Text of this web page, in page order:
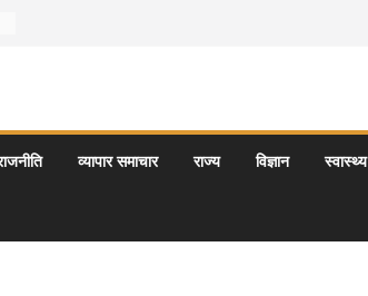
व्यापार समाचार राज्य विज्ञान स्वास्थ्य